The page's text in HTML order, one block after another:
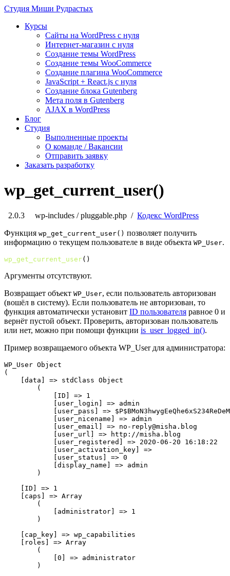
Студия Миши Рудрастых
Курсы
Сайты на WordPress с нуля
Интернет-магазин с нуля
Создание темы WordPress
Создание темы WooCommerce
Создание плагина WooCommerce
JavaScript + React.js с нуля
Создание блока Gutenberg
Мета поля в Gutenberg
AJAX в WordPress
Блог
Студия
Выполненные проекты
О команде / Вакансии
Отправить заявку
Заказать разработку
wp_get_current_user()
2.0.3 wp-includes / pluggable.php / Кодекс WordPress
Функция wp_get_current_user() позволяет получить
информацию о текущем пользователе в виде объекта WP_User.
wp_get_current_user( )
Аргументы отсутствуют.
Возвращает объект WP_User, если пользователь авторизован
(вошёл в систему). Если пользователь не авторизован, то
функция автоматически установит ID пользователя равное 0 и
вернёт пустой объект. Проверить, авторизован пользователь
или нет, можно при помощи функции is_user_logged_in().
Пример возвращаемого объекта WP_User для администратора:
WP_User Object
(
    [data] => stdClass Object
        (
            [ID] => 1
            [user_login] => admin
[user_pass] =>
            [user_nicename] => admin
            [user_email] => no-reply@misha.blog
            [user_url] => http://misha.blog
            [user_registered] => 2020-06-20 16:18:22
            [user_activation_key] =>
            [user_status] => 0
            [display_name] => admin
        )
    [ID] => 1
    [caps] => Array
        (
            [administrator] => 1
        )
    [cap_key] => wp_capabilities
    [roles] => Array
        (
            [0] => administrator
        )